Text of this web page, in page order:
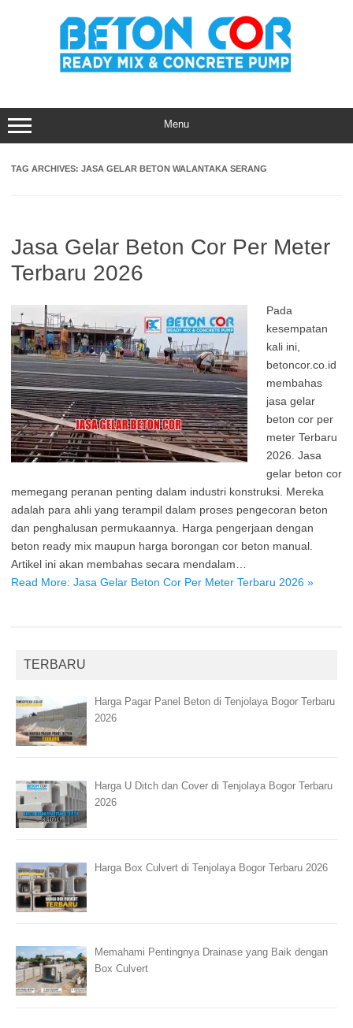
Menu
TAG ARCHIVES: JASA GELAR BETON WALANTAKA SERANG
Jasa Gelar Beton Cor Per Meter
Terbaru 2026
Pada
kesempatan
kali ini,
betoncor.co.id
membahas
jasa gelar
beton cor per
meter Terbaru
2026. Jasa
gelar beton cor
memegang peranan penting dalam industri konstruksi. Mereka
adalah para ahli yang terampil dalam proses pengecoran beton
dan penghalusan permukaannya. Harga pengerjaan dengan
beton ready mix maupun harga borongan cor beton manual.
Artikel ini akan membahas secara mendalam…
Read More: Jasa Gelar Beton Cor Per Meter Terbaru 2026 »
TERBARU
Harga Pagar Panel Beton di Tenjolaya Bogor Terbaru
2026
Harga U Ditch dan Cover di Tenjolaya Bogor Terbaru
2026
Harga Box Culvert di Tenjolaya Bogor Terbaru 2026
Memahami Pentingnya Drainase yang Baik dengan
Box Culvert